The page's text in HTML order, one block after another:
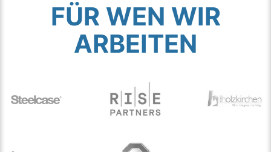
FÜR WEN WIR
ARBEITEN